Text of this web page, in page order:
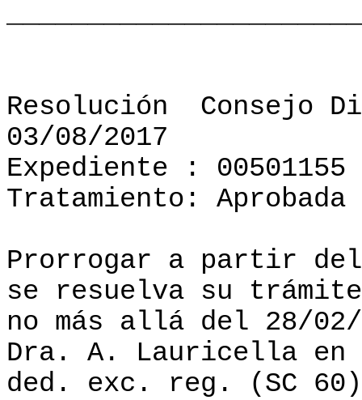
Resolución
Consejo
03/08/2017
Expediente : 00501155
Tratamiento: Aprobada
Prorrogar a partir
se resuelva su
no más allá del 28/
Dra. A. Lauricella en
ded. exc. reg. (SC